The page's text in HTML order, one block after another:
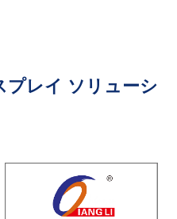
プレイ ソリューシ